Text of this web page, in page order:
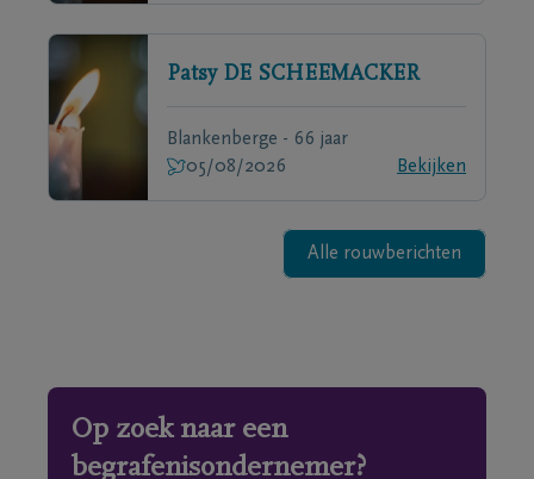
Patsy DE SCHEEMACKER
Blankenberge - 66 jaar
05/08/2026
Bekijken
Alle rouwberichten
Op zoek naar een
begrafenisondernemer?